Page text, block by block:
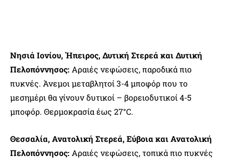
Νησιά Ιονίου, Ήπειρος, Δυτική Στερεά και Δυτική
Πελοπόννησος: Αραιές νεφώσεις, παροδικά πιο
πυκνές. Άνεμοι μεταβλητοί 3-4 μποφόρ που το
μεσημέρι θα γίνουν δυτικοί – βορειοδυτικοί 4-5
μποφόρ. Θερμοκρασία έως 27°C.
Θεσσαλία, Ανατολική Στερεά, Εύβοια και Ανατολική
Πελοπόννησος: Αραιές νεφώσεις, τοπικά πιο πυκνές